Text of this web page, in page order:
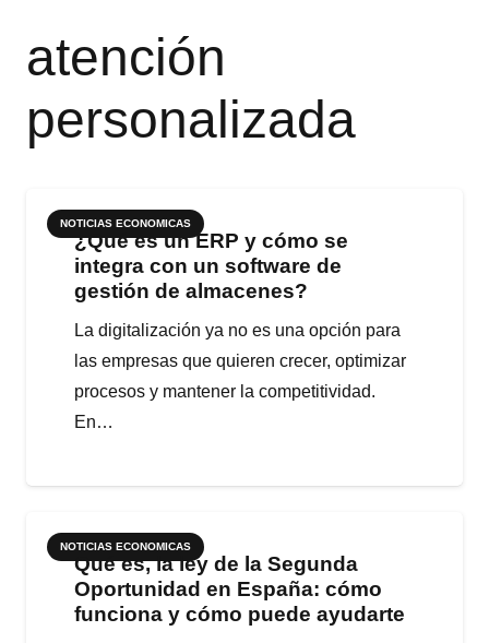
atención
personalizada
NOTICIAS ECONOMICAS
¿Qué es un ERP y cómo se
integra con un software de
gestión de almacenes?
La digitalización ya no es una opción para
las empresas que quieren crecer, optimizar
procesos y mantener la competitividad.
En…
NOTICIAS ECONOMICAS
Qué es, la ley de la Segunda
Oportunidad en España: cómo
funciona y cómo puede ayudarte